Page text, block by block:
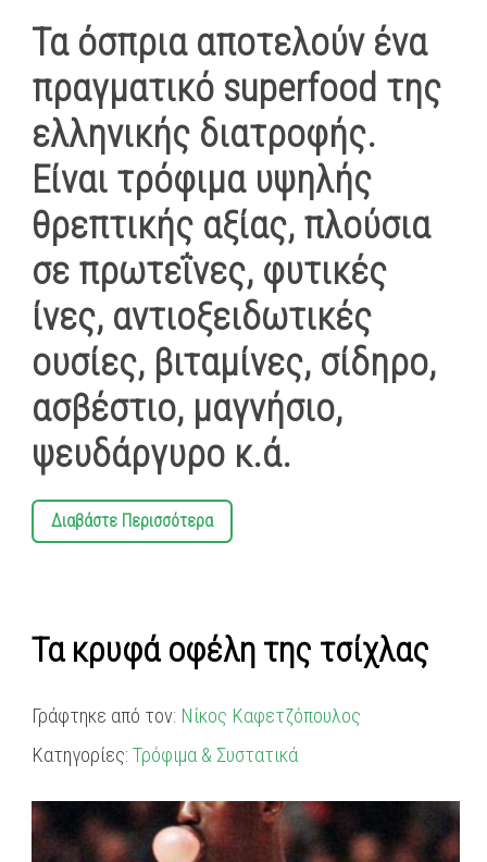
Τα όσπρια αποτελούν ένα
πραγματικό superfood της
ελληνικής διατροφής.
Είναι τρόφιμα υψηλής
θρεπτικής αξίας, πλούσια
σε πρωτεΐνες, φυτικές
ίνες, αντιοξειδωτικές
ουσίες, βιταμίνες, σίδηρο,
ασβέστιο, μαγνήσιο,
ψευδάργυρο κ.ά.
Διαβάστε Περισσότερα
Τα κρυφά οφέλη της τσίχλας
Γράφτηκε από τον: Νίκος Καφετζόπουλος
Κατηγορίες:Τρόφιμα & Συστατικά